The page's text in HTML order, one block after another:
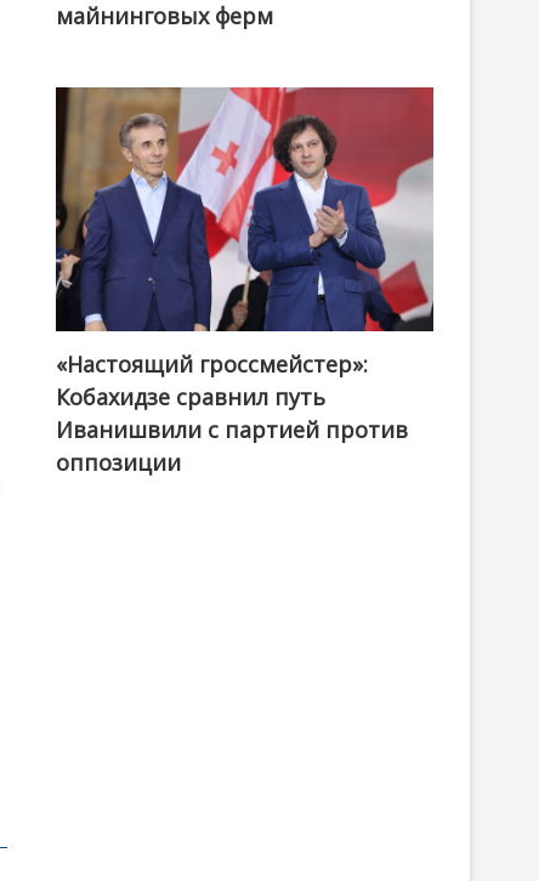
майнинговых ферм
@ქართული ოცნება / Georgian Dream
«Настоящий гроссмейстер»:
Кобахидзе сравнил путь
Иванишвили с партией против
оппозиции